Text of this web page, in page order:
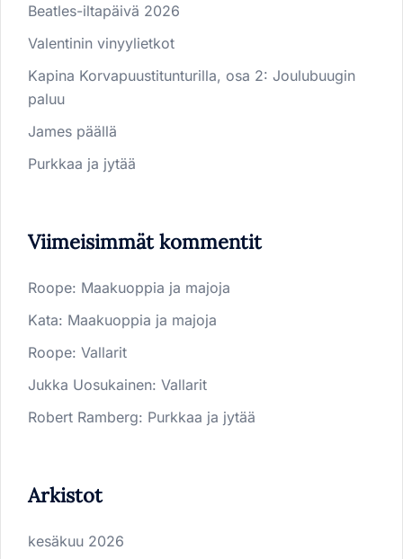
Beatles-iltapäivä 2026
Valentinin vinyylietkot
Kapina Korvapuustitunturilla, osa 2: Joulubuugin
paluu
James päällä
Purkkaa ja jytää
Viimeisimmät kommentit
Roope: Maakuoppia ja majoja
Kata: Maakuoppia ja majoja
Roope: Vallarit
Jukka Uosukainen: Vallarit
Robert Ramberg: Purkkaa ja jytää
Arkistot
kesäkuu 2026